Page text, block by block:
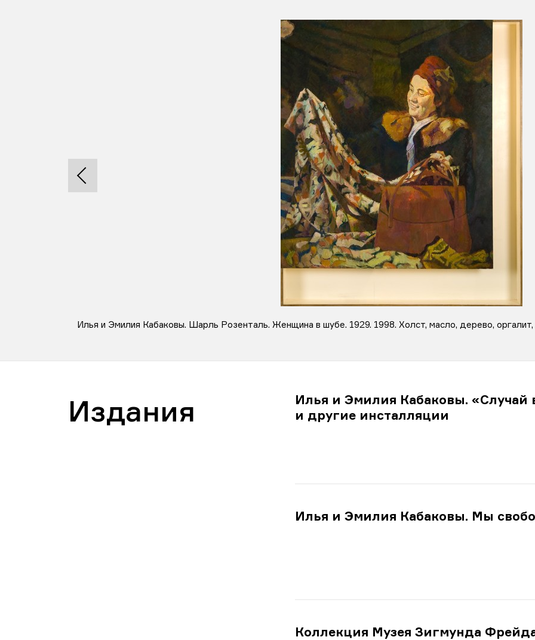
Илья и Эмилия Кабаковы. Шарль Розенталь. Женщина в шубе. 1929. 1998. Холст, масло, дерево, оргалит,
Издания
Илья и Эмилия Кабаковы. «Случай
и другие инсталляции
Илья и Эмилия Кабаковы. Мы
Коллекция Музея Зигмунда